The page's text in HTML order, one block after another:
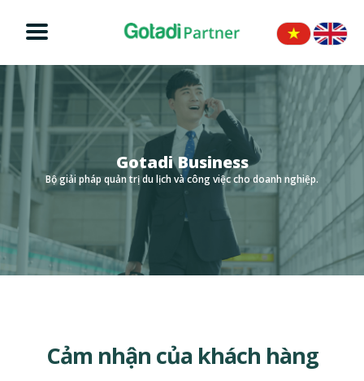
Trang chủ
Giải pháp
Khách hàng
Khách hàng tiêu biểu
Câu hỏi thường gặp
Gotadi Business
Bộ giải pháp quản trị du lịch và công việc cho doanh nghiệp.
Cảm nhận của khách hàng